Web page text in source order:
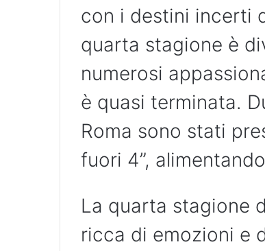
con i destini incerti
quarta stagione è
numerosi
è quasi terminata.
Roma sono stati
fuori 4”,
La quarta stagione
ricca di emozioni e